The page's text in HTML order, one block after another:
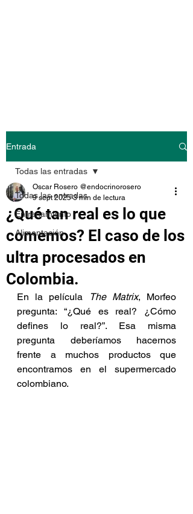
Entrada
Todas las entradas
Entrenamiento
Alimentación
Todas las entradas
¿Qué tan real es lo que
comemos? El caso de los
ultra procesados en
Colombia.
Oscar Rosero @endocrinorosero
9 sept 2025 3 min de lectura
En la película The Matrix, Morfeo
pregunta: “¿Qué es real? ¿Cómo
defines lo real?”. Esa misma
pregunta deberíamos hacernos
frente a muchos productos que
encontramos en el supermercado
colombiano.